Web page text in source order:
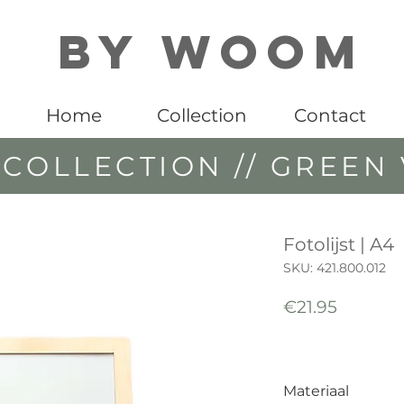
By WOOM
Home Collection Contact
Fotolijst | A4
SKU: 421.800.012
€21.95
Materiaal
// GREEN